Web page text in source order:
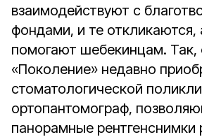
взаимодействуют с
фондами, и те откликаются,
помогают шебекинцам. Так,
«Поколение» недавно
стоматологической
ортопантомограф,
панорамные рентгенснимки